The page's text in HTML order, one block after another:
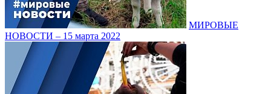
МИРОВЫЕ
НОВОСТИ – 15 марта 2022